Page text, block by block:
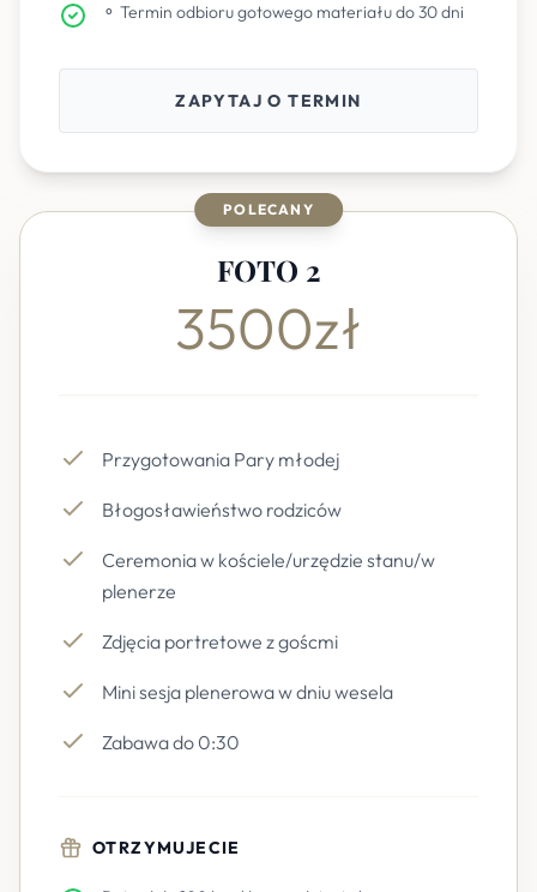
⚬ Termin odbioru gotowego materiału do 30 dni
ZAPYTAJ O TERMIN
POLECANY
FOTO 2
3500zł
Przygotowania Pary młodej
Błogosławieństwo rodziców
Ceremonia w kościele/urzędzie stanu/w
plenerze
Zdjęcia portretowe z goścmi
Mini sesja plenerowa w dniu wesela
Zabawa do 0:30
OTRZYMUJECIE